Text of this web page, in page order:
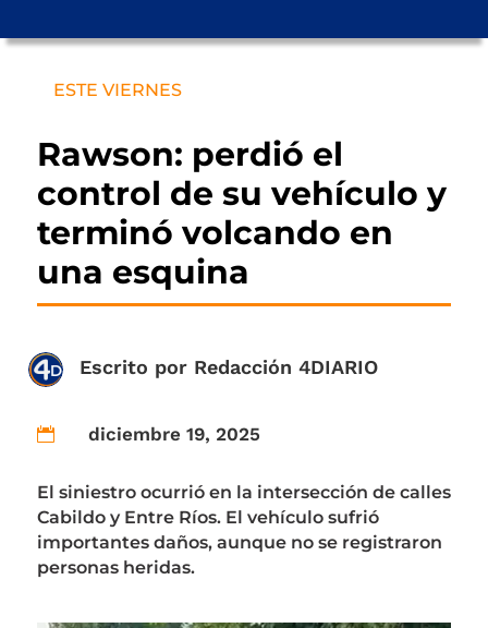
ESTE VIERNES
Rawson: perdió el
control de su vehículo y
terminó volcando en
una esquina
Escrito por Redacción 4DIARIO
 diciembre 19, 2025
El siniestro ocurrió en la intersección de calles
Cabildo y Entre Ríos. El vehículo sufrió
importantes daños, aunque no se registraron
personas heridas.